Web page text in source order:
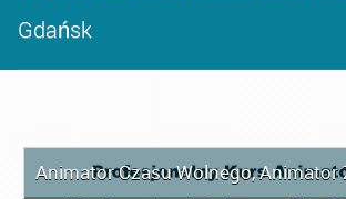
Gdańsk
Animator Czasu Wolnego,Animator